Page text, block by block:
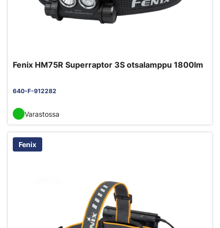
Fenix HM75R Superraptor 3S otsalamppu 1800lm
640-F-912282
Varastossa
Fenix